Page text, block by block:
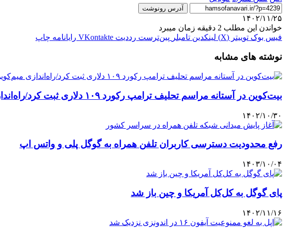
آدرس رونوشت
۱۴۰۲/۱۱/۲۵
خواندن این مطلب 2 دقیقه زمان میبرد
فیس بوک توییتر (X) لینکدین ‫تامبلر ‫پین‌ترست ‫رددیت ‫VKontakte رایانامه چاپ
نوشته های مشابه
بیت‌کوین در آستانه مراسم تحلیف ترامپ رکورد ۱۰۹ دلاری ثبت کرد/راه‌اندازی میم‌کوین ملانیا ترامپ
۱۴۰۲/۱۰/۳۰
رفع محدودیت دسترسی کاربران تلفن همراه به گوگل پلی و واتس اپ
۱۴۰۳/۱۰/۰۴
پای گوگل به کل‌کل آمریکا و چین باز شد
۱۴۰۲/۱۱/۱۶